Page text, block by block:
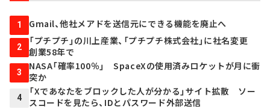
1 Gmail、他社メアドを送信元にできる機能を廃止へ
2
「プチプチ」の川上産業、「プチプチ株式会社」に社名変更
創業58年で
3
NASA「確率100％」 SpaceXの使用済みロケットが月に衝
突か
4
「Xであなたをブロックした人が分かる」サイト拡散 ソー
スコードを見たら、IDとパスワード外部送信